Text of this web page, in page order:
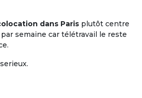
dans Paris plutôt centre
semaine car télétravail le reste